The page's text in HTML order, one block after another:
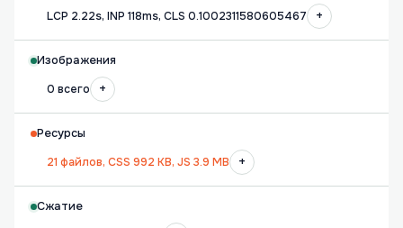
LCP 2.22s, INP 118ms, CLS 0.1002311580605467
+
Изображения
0 всего
+
Ресурсы
21 файлов, CSS 992 KB, JS 3.9 MB
+
Сжатие